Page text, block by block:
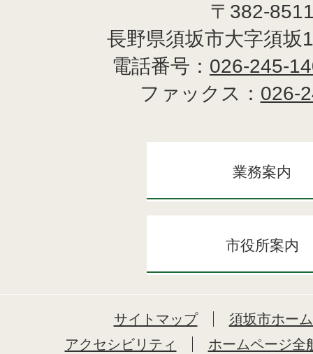
〒382-
長野県須坂市大字須坂
電話番号： 026-245-
ファックス： 026-
業務案内
市役所案内
サイトマップ
須坂市ホー
アクセシビリティ
ホームページ全